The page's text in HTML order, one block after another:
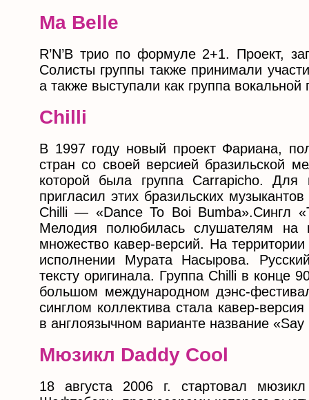
Ma Belle
R’N’B трио по формуле 2+1. Проект,
Солисты группы также принимали
а также выступали как группа
Chilli
В 1997 году новый проект Фариана,
стран со своей версией бразильской
которой была группа Carrapicho.
пригласил этих бразильских
Chilli — «Dance To Boi Bumba».Сингл
Мелодия полюбилась слушателям на
множество кавер-версий. На
исполнении Мурата Насырова.
тексту оригинала. Группа Chilli в конце
большом международном дэнс-
синглом коллектива стала кавер-
в англоязычном варианте название
Мюзикл Daddy Cool
18 августа 2006 г. стартовал